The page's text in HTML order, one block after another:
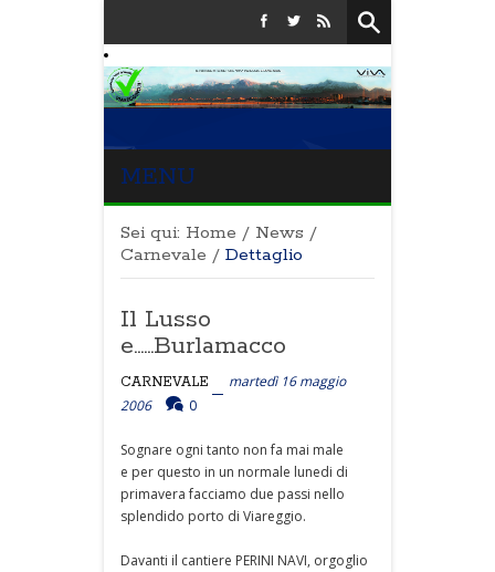
MENU
Sei qui: Home / News /
Carnevale / Dettaglio
Il Lusso
e......Burlamacco
CARNEVALE
martedì 16 maggio
2006
0
Sognare ogni tanto non fa mai male
e per questo in un normale lunedi di
primavera facciamo due passi nello
splendido porto di Viareggio.
Davanti il cantiere PERINI NAVI, orgoglio